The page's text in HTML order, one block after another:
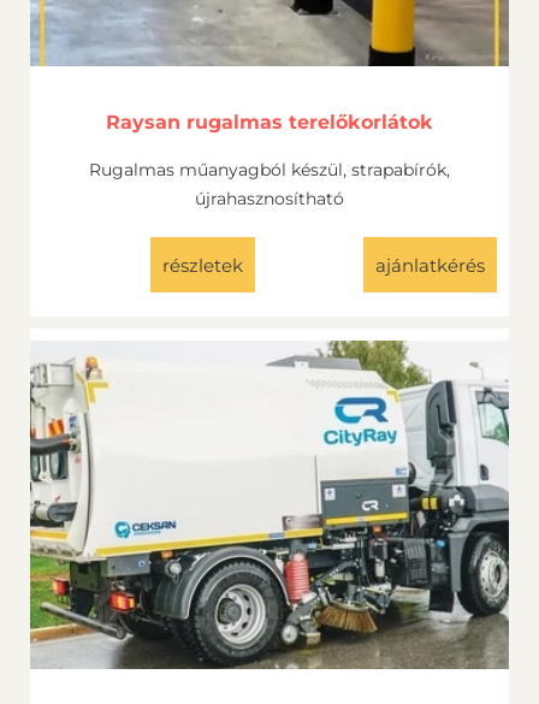
Raysan rugalmas terelőkorlátok
Rugalmas műanyagból készül, strapabírók,
újrahasznosítható
részletek ajánlatkérés